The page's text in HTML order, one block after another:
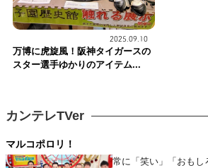
2025.09.10
万博に虎旋風！阪神タイガースの
スター選手ゆかりのアイテム...
カンテレTVer
マルコポロリ！
常に「笑い」「おも